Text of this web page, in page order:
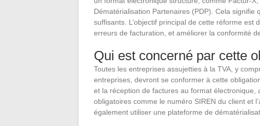
Dématérialisation Partenaires (PDP). Cela signifie
suffisants. L’objectif principal de cette réforme est
erreurs de facturation, et améliorer la conformité
Qui est concerné par cette
Toutes les entreprises assujetties à la TVA, y
entreprises, devront se conformer à cette
et la réception de factures au format
obligatoires comme le numéro SIREN du client et
également utiliser une plateforme de